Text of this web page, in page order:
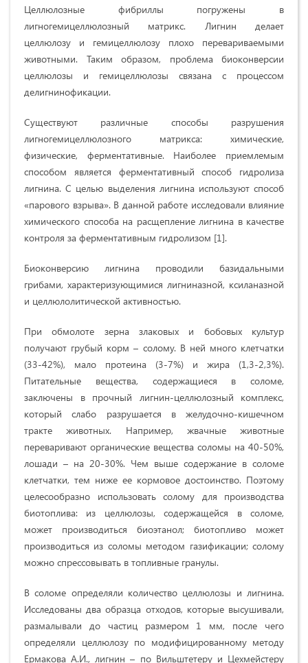
Целлюлозные фибриллы погружены в
лигногемицеллюлозный матрикс. Лигнин делает
целлюлозу и гемицеллюлозу плохо перевариваемыми
животными. Таким образом, проблема биоконверсии
целлюлозы и гемицеллюлозы связана с процессом
делигнинофикации.
Существуют различные способы разрушения
лигногемицеллюлозного матрикса: химические,
физические, ферментативные. Наиболее приемлемым
способом является ферментативный способ гидролиза
лигнина. С целью выделения лигнина используют способ
«парового взрыва». В данной работе исследовали влияние
химического способа на расщепление лигнина в качестве
контроля за ферментативным гидролизом [1].
Биоконверсию лигнина проводили базидальными
грибами, характеризующимися лигниназной, ксиланазной
и целлюлолитической активностью.
При обмолоте зерна злаковых и бобовых культур
получают грубый корм – солому. В ней много клетчатки
(33-42%), мало протеина (3-7%) и жира (1,3-2,3%).
Питательные вещества, содержащиеся в соломе,
заключены в прочный лигнин-целлюлозный комплекс,
который слабо разрушается в желудочно-кишечном
тракте животных. Например, жвачные животные
переваривают органические вещества соломы на 40-50%,
лошади – на 20-30%. Чем выше содержание в соломе
клетчатки, тем ниже ее кормовое достоинство. Поэтому
целесообразно использовать солому для производства
биотоплива: из целлюлозы, содержащейся в соломе,
может производиться биоэтанол; биотопливо может
производиться из соломы методом газификации; солому
можно спрессовывать в топливные гранулы.
В соломе определяли количество целлюлозы и лигнина.
Исследованы два образца отходов, которые высушивали,
размалывали до частиц размером 1 мм, после чего
определяли целлюлозу по модифицированному методу
Ермакова А.И., лигнин – по Вильштетеру и Цехмейстеру